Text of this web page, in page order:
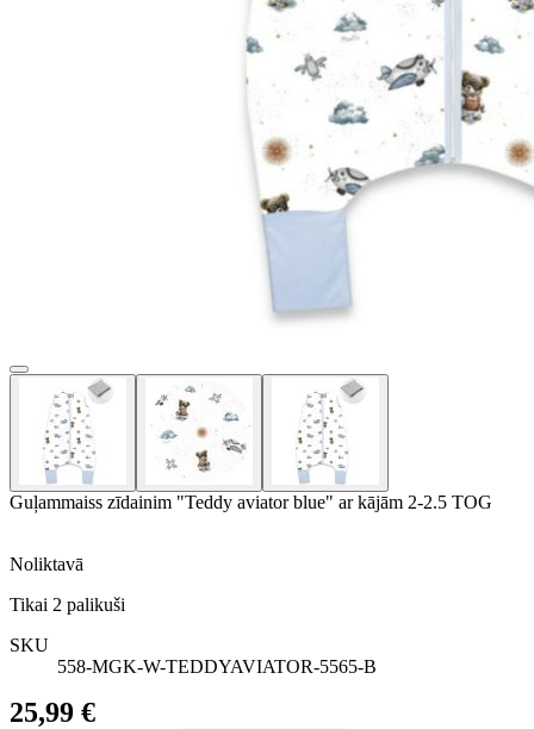
Guļammaiss zīdainim "Teddy aviator blue" ar kājām 2-2.5 TOG
Noliktavā
Tikai 2 palikuši
SKU
558-MGK-W-TEDDYAVIATOR-5565-B
25,99 €